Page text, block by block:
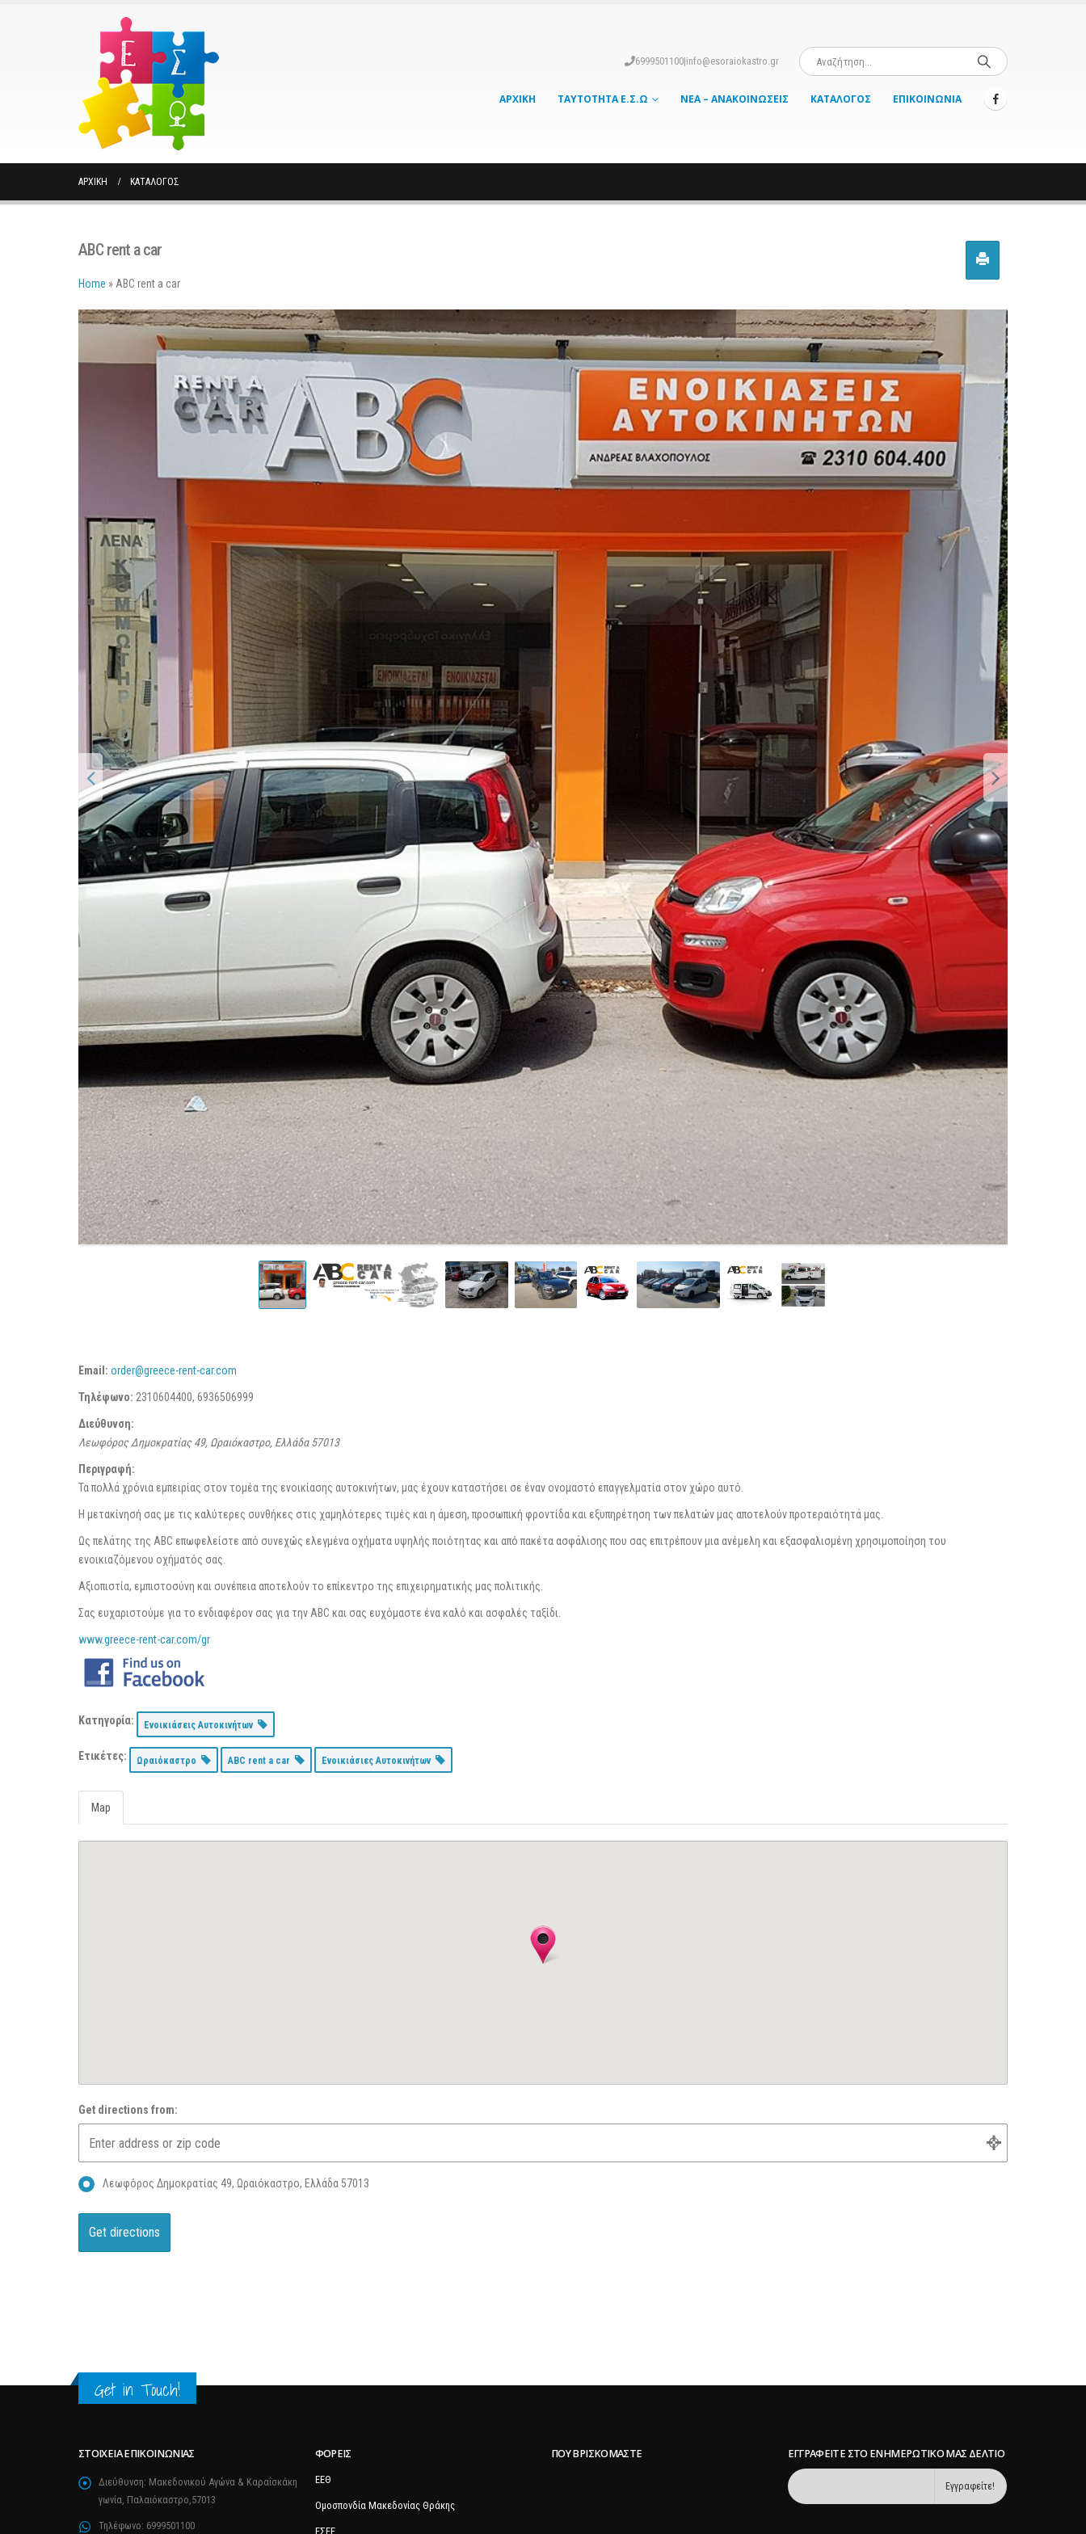
6999501100|info@esoraiokastro.gr
ΑΡΧΙΚΉ ΤΑΥΤΌΤΗΤΑ Ε.Σ.Ω ΝΈΑ – ΑΝΑΚΟΙΝΏΣΕΙΣ ΚΑΤΆΛΟΓΟΣ ΕΠΙΚΟΙΝΩΝΊΑ
ΑΡΧΙΚΉ ΚΑΤΆΛΟΓΟΣ
ABC rent a car
Home » ABC rent a car
Email: order@greece-rent-car.com
Τηλέφωνο: 2310604400, 6936506999
Διεύθυνση:
Λεωφόρος Δημοκρατίας 49, Ωραιόκαστρο, Ελλάδα 57013
Περιγραφή:
Τα πολλά χρόνια εμπειρίας στον τομέα της ενοικίασης αυτοκινήτων, μας έχουν καταστήσει σε έναν ονομαστό επαγγελματία στον χώρο αυτό.
Η μετακίνησή σας με τις καλύτερες συνθήκες στις χαμηλότερες τιμές και η άμεση, προσωπική φροντίδα και εξυπηρέτηση των πελατών μας αποτελούν προτεραιότητά μας.
Ως πελάτης της ABC επωφελείστε από συνεχώς ελεγμένα οχήματα υψηλής ποιότητας και από πακέτα ασφάλισης που σας επιτρέπουν μια ανέμελη και εξασφαλισμένη χρησιμοποίηση του
ενοικιαζόμενου οχήματός σας.
Αξιοπιστία, εμπιστοσύνη και συνέπεια αποτελούν το επίκεντρο της επιχειρηματικής μας πολιτικής.
Σας ευχαριστούμε για το ενδιαφέρον σας για την ABC και σας ευχόμαστε ένα καλό και ασφαλές ταξίδι.
www.greece-rent-car.com/gr
Κατηγορία: Ενοικιάσεις Αυτοκινήτων
Ετικέτες: Ωραιόκαστρο ABC rent a car Ενοικιάσιες Αυτοκινήτων
Map
Get directions from:
Λεωφόρος Δημοκρατίας 49, Ωραιόκαστρο, Ελλάδα 57013
Get in Touch!
ΣΤΟΙΧΕΊΑ ΕΠΙΚΟΙΝΩΝΊΑΣ
Διεύθυνση: Μακεδονικού Αγώνα & Καραΐσκάκη
γωνία, Παλαιόκαστρο,57013
Τηλέφωνο: 6999501100
ΦΟΡΕΊΣ
ΕΕΘ
Ομοσπονδία Μακεδονίας Θράκης
ΕΣΕΕ
ΠΟΥ ΒΡΙΣΚΌΜΑΣΤΕ ΕΓΓΡΑΦΕΊΤΕ ΣΤΟ ΕΝΗΜΕΡΩΤΙΚΌ ΜΑΣ ΔΕΛΤΊΟ